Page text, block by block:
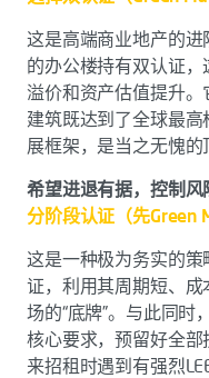
这是高端商业地产的
的办公楼持有双认证
溢价和资产估值提升
建筑既达到了全球最
展框架，是当之无愧的
希望进退有据，控制
分阶段认证（先Green
这是一种极为务实的策
证，利用其周期短、
场的“底牌”。与此同时
核心要求，预留好全
来招租时遇到有强烈